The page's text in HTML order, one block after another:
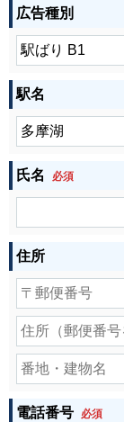
広告種別
駅名
氏名 必須
住所
電話番号 必須